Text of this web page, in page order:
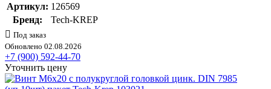
Артикул: 126569
Бренд:
Tech-KREP
Под заказ
Обновлено 02.08.2026
+7 (900) 592-44-70
Уточнить цену